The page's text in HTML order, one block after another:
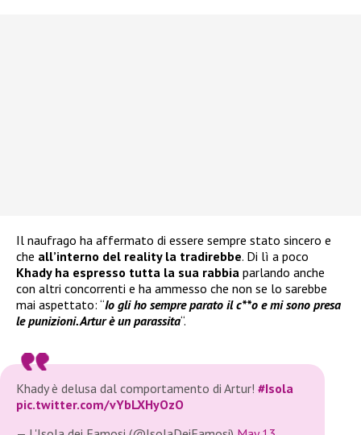
Il naufrago ha affermato di essere sempre stato sincero e
che all’interno del reality la tradirebbe. Di lì a poco
Khady ha espresso tutta la sua rabbia parlando anche
con altri concorrenti e ha ammesso che non se lo sarebbe
mai aspettato: “Io gli ho sempre parato il c**o e mi sono presa
le punizioni. Artur è un parassita“.
Khady è delusa dal comportamento di Artur! #Isola
pic.twitter.com/vYbLXHyOzO